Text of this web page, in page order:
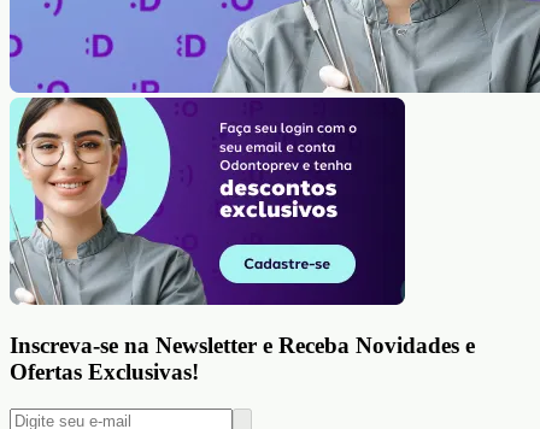
Inscreva-se na Newsletter e Receba Novidades e
Ofertas Exclusivas!